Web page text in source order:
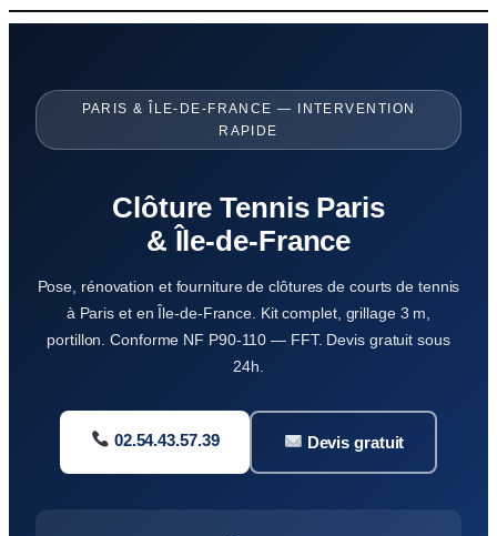
Aller
PARIS & ÎLE-DE-FRANCE — INTERVENTION
RAPIDE
Clôture Tennis Paris
& Île-de-France
Pose, rénovation et fourniture de clôtures de courts de tennis
à Paris et en Île-de-France. Kit complet, grillage 3 m,
portillon. Conforme NF P90-110 — FFT. Devis gratuit sous
24h.
02.54.43.57.39 Devis gratuit